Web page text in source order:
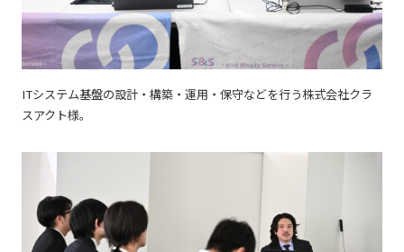
ITシステム基盤の設計・構築・運用・保守などを行う株式会社クラ
スアクト様。